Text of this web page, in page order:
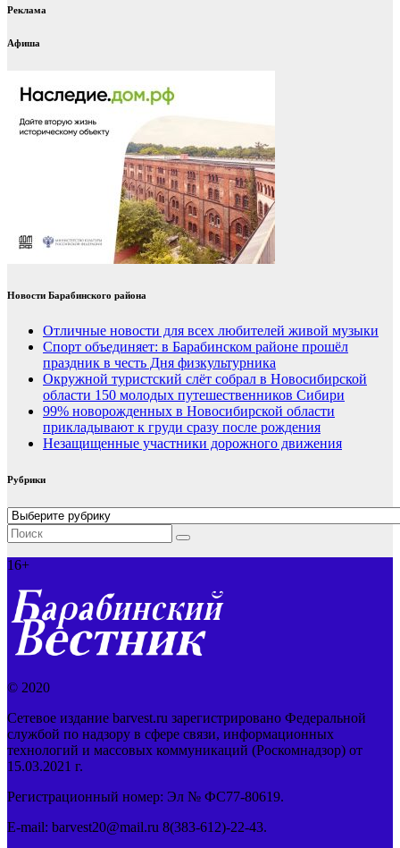
Реклама
Афиша
Новости Барабинского района
Отличные новости для всех любителей живой музыки
Спорт объединяет: в Барабинском районе прошёл
праздник в честь Дня физкультурника
Окружной туристский слёт собрал в Новосибирской
области 150 молодых путешественников Сибири
99% новорожденных в Новосибирской области
прикладывают к груди сразу после рождения
Незащищенные участники дорожного движения
Рубрики
Рубрики
16+
© 2020
Сетевое издание barvest.ru зарегистрировано Федеральной
службой по надзору в сфере связи, информационных
технологий и массовых коммуникаций (Роскомнадзор) от
15.03.2021 г.
Регистрационный номер: Эл № ФС77-80619.
E-mail: barvest20@mail.ru 8(383-612)-22-43.